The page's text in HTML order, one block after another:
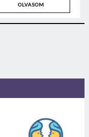
OLVASOM